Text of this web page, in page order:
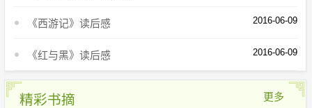
《西游记》读后感 2016-06-09
《红与黑》读后感 2016-06-09
精彩书摘 更多